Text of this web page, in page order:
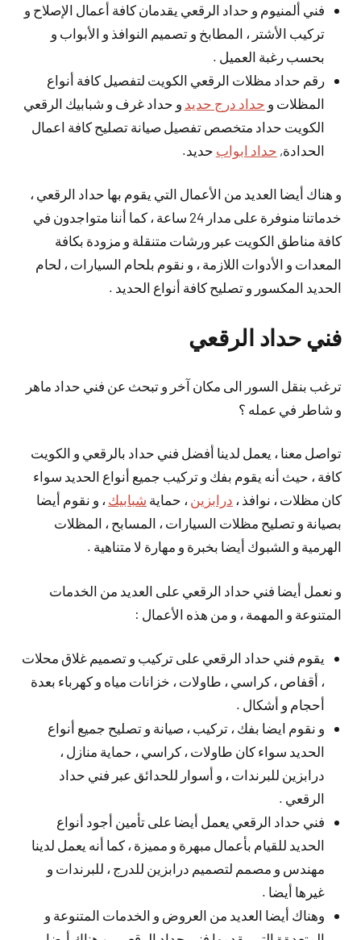
فني ألمنيوم و حداد الرقعي يقدمان كافة أعمال الإصلاح و
تركيب الأشتر ، المطابخ و تصميم النوافذ و الأبواب و
بحسب رغبة العميل .
رقم حداد مظلات الرقعي الكويت لتفصيل كافة أنواع
المظلات و حداد درج حديد و حداد غرف و شبابيك الرقعي
الكويت حداد متخصص تفصيل صيانة تصليح كافة اعمال
الحدادة, حداد ابواب حديد.
و هناك أيضا العديد من الأعمال التي يقوم بها حداد الرقعي ،
خدماتنا منوفرة على مدار 24 ساعة ، كما أننا متواجدون في
كافة مناطق الكويت عبر ورشات متنقلة و مزودة بكافة
المعدات و الأدوات اللازمة ، و نقوم بلحام السيارات ، لحام
الحديد المكسور و تصليح كافة أنواع الحديد .
فني حداد الرقعي
ترغب بنقل السور الى مكان آخر و تبحث عن فني حداد ماهر
و شاطر في عمله ؟
تواصل معنا ، يعمل لدينا أفضل فني حداد بالرقعي و الكويت
كافة ، حيث أنه يقوم بفك و تركيب جميع أنواع الحديد سواء
كان مظلات ، نوافذ ، درابزين ، حماية شبابيك ، و نقوم أيضا
بصيانة و تصليح مظلات السيارات ، المسابح ، المظلات
الهرمية و الشبوك أيضا بخبرة و مهارة لا متناهية .
و نعمل أيضا فني حداد الرقعي على العديد من الخدمات
المتنوعة و المهمة ، و من هذه الأعمال :
يقوم فني حداد الرقعي على تركيب و تصميم غلاق محلات
، أقفاص ، كراسي ، طاولات ، خزانات مياه و كهرباء بعدة
أحجام و أشكال .
و نقوم ايضا بفك ، تركيب ، صيانة و تصليح جميع أنواع
الحديد سواء كان طاولات ، كراسي ، حماية منازل ،
درابزين للبرندات ، و أسوار للحدائق عبر فني حداد
الرقعي .
فني حداد الرقعي يعمل أيضا على تأمين أجود أنواع
الحديد للقيام بأعمال مبهرة و مميزة ، كما أنه يعمل لدينا
مهندس و مصمم لتصميم درابزين للدرج ، للبرندات و
غيرها أيضا .
وهناك أيضا العديد من العروض و الخدمات المتنوعة و